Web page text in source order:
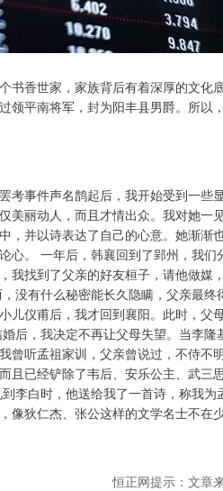
书香世家，家族背后有着深厚的文化
领平南将军，封为阳丰县男爵。所以
考事件声名鹊起后，我开始受到一些
美丽动人，而且才情出众。我对她一
，并以诗表达了自己的心意。她渐渐
心。 一年后，韩襄回到了郢州，我
我找到了父亲的好友桓子，请他做媒
没有什么秘密能长久隐瞒，父亲最终
儿仪甫后，我才回到襄阳。此时，父
后，我决定不再让父母失望。当李隆
曾听孟祖家训，父亲曾说过，不侍不
且已经铲除了韦后、安乐公主、武三
李白时，他送给我了一首诗，称我
狄仁杰、张公这样的文学名士不在少
恒正网提示：文章